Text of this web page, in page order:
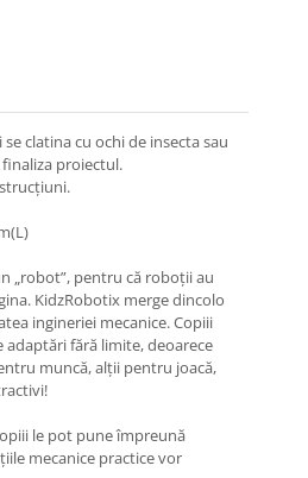
clatina cu ochi de insecta sau
proiectul.
„robot”, pentru că roboții au
KidzRobotix merge dincolo
ingineriei mecanice. Copiii
adaptări fără limite, deoarece
muncă, alții pentru joacă,
le pot pune împreună
mecanice practice vor